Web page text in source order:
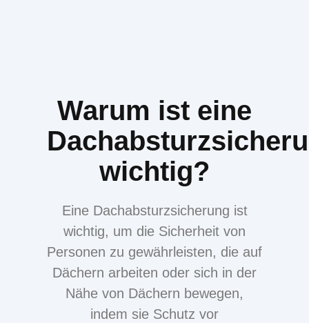
Warum ist eine
wichtig?
Eine Dachabsturzsicherung ist
wichtig, um die Sicherheit von
Personen zu gewährleisten, die auf
Dächern arbeiten oder sich in der
Nähe von Dächern bewegen,
indem sie Schutz vor